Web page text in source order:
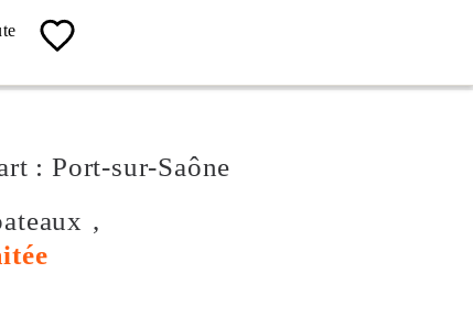
04 67 13 19 62
: Port-sur-Saône
,